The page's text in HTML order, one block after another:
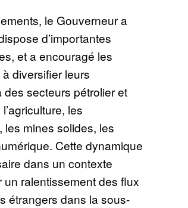
le Gouverneur a
d’importantes
et a encouragé les
diversifier leurs
secteurs pétrolier et
les
les mines solides, les
Cette dynamique
dans un contexte
ralentissement des flux
étrangers dans la sous-